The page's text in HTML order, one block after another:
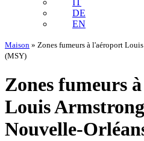
IT
DE
EN
Maison » Zones fumeurs à l'aéroport
(MSY)
Zones fumeurs
Louis
Nouvelle-